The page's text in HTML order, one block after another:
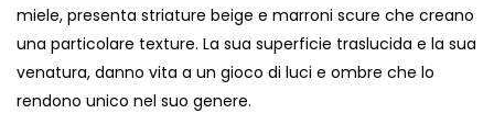
miele, presenta striature beige e marroni scure che creano
una particolare texture. La sua superficie traslucida e la sua
venatura, danno vita a un gioco di luci e ombre che lo
rendono unico nel suo genere.